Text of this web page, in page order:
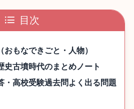
目次
もなできごと・人物）
史古墳時代のまとめノート
・高校受験過去問よく出る問題